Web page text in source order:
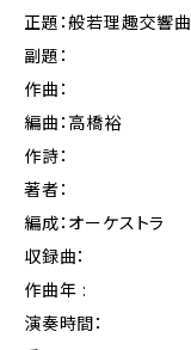
正題：般若理趣交響曲
副題：
作曲：
編曲：高橋裕
作詩：
著者：
編成：オーケストラ
収録曲：
作曲年 :
演奏時間：